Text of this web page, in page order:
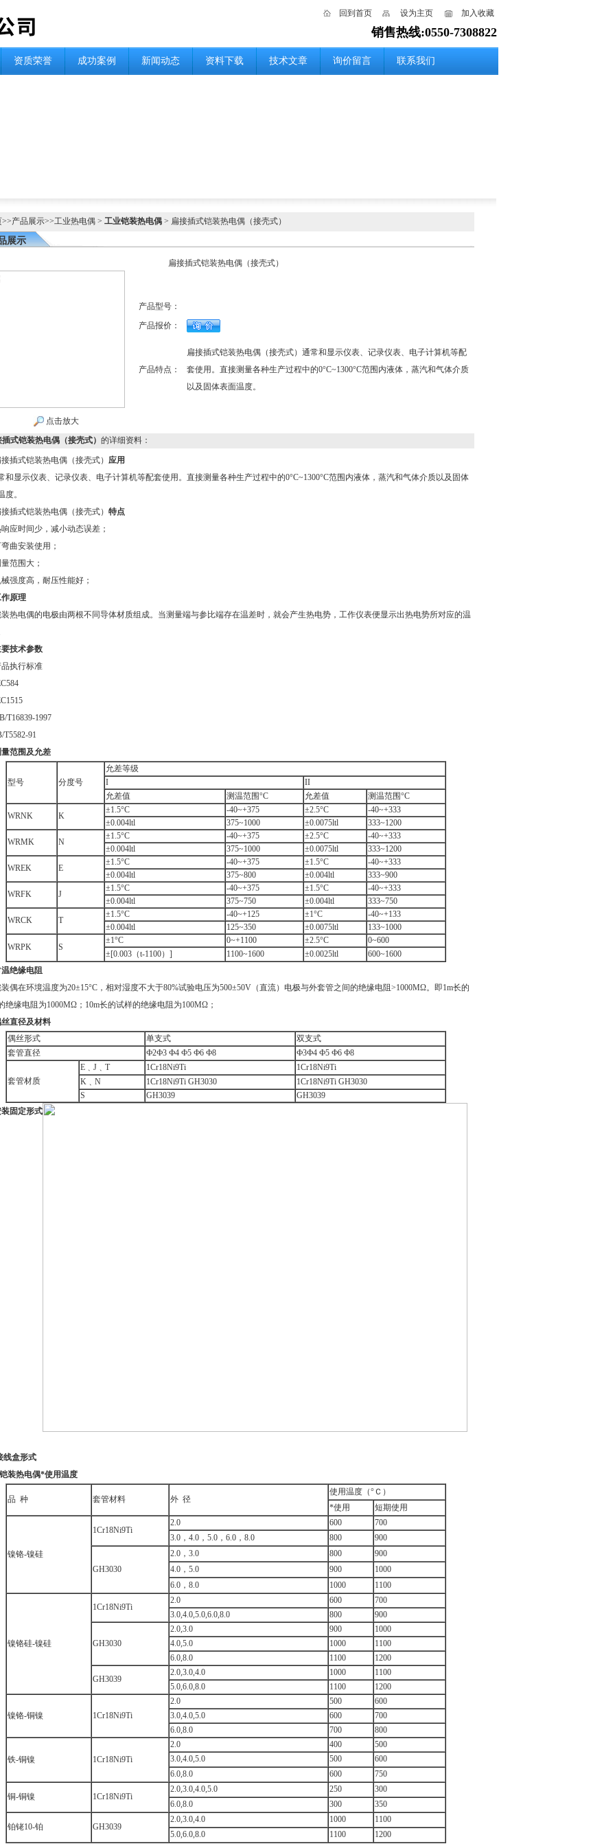
回到首页 设为主页 加入收藏
销售热线:0550-7308822
资质荣誉 成功案例 新闻动态 资料下载 技术文章 询价留言 联系我们
>>产品展示>>工业热电偶> 工业铠装热电偶> 扁接插式铠装热电偶（接壳式）
展示
扁接插式铠装热电偶（接壳式）
点击放大
产品型号：
产品报价：
产品特点：
扁接插式铠装热电偶（接壳式）通常和显示仪表、记录仪表、电子计算机等配
套使用。直接测量各种生产过程中的0°C~1300°C范围内液体，蒸汽和气体介质
以及固体表面温度。
插式铠装热电偶（接壳式） 的详细资料：
接插式铠装热电偶（接壳式） 应用
显示仪表、记录仪表、电子计算机等配套使用。直接测量各种生产过程中的0°C~1300°C范围内液体，蒸汽和气体介质以及固体
度。
接插式铠装热电偶（接壳式） 特点
应时间少，减小动态误差；
曲安装使用；
范围大；
强度高，耐压性能好；
原理
热电偶的电极由两根不同导体材质组成。当测量端与参比端存在温差时，就会产生热电势，工作仪表便显示出热电势所对应的温
技术参数
执行标准
1997
91
范围及允差
型号 分度号
允差等级
I
II
允差值
测温范围°C 允差值 测温范围°C
WRNK K
±1.5°C -40~+375 ±2.5°C
-40~+333
±0.004ltl
375~1000 ±0.0075ltl
333~1200
WRMK
N
±1.5°C -40~+375 ±2.5°C
-40~+333
±0.004ltl
375~1000 ±0.0075ltl
333~1200
WREK
E
±1.5°C -40~+375 ±1.5°C
-40~+333
±0.004ltl
375~800 ±0.004ltl
333~900
WRFK
J
±1.5°C -40~+375 ±1.5°C
-40~+333
±0.004ltl
375~750 ±0.004ltl
333~750
WRCK
T
±1.5°C -40~+125 ±1°C
-40~+133
±0.004ltl
125~350 ±0.0075ltl 133~1000
WRPK S
±1°C 0~+1100 ±2.5°C
0~600
±[0.003（t-1100）]
1100~1600 ±0.0025ltl
600~1600
绝缘电阻
偶在环境温度为20±15°C，相对湿度不大于80%试验电压为500±50V（直流）电极与外套管之间的绝缘电阻>1000MΩ。即1m长的
绝缘电阻为1000MΩ；10m长的试样的绝缘电阻为100MΩ；
直径及材料
偶丝形式
单支式
双支式
套管直径
Ф2Ф3 Ф4 Ф5 Ф6 Ф8 Ф3Ф4 Ф5 Ф6 Ф8
套管材质
E﹑J﹑T 1Cr18Ni9Ti
1Cr18Ni9Ti
K﹑N
1Cr18Ni9Ti GH3030
1Cr18Ni9Ti GH3030
S
GH3039
GH3039
固定形式
线盒形式
装热电偶*使用温度
品 种 套管材料 外 径
使用温度（°Ｃ）
*使用
短期使用
镍铬-镍硅
1Cr18Ni9Ti
2.0 600
700
3.0，4.0，5.0，6.0，8.0
800 900
GH3030
2.0，3.0 800
900
4.0，5.0
900
1000
6.0，8.0
1000 1100
镍铬硅-镍硅
1Cr18Ni9Ti
2.0 600
700
3.0,4.0,5.0,6.0,8.0
800 900
GH3030
2.0,3.0 900
1000
4.0,5.0
1000
1100
6.0,8.0
1100 1200
GH3039
2.0,3.0,4.0 1000
1100
5.0,6.0,8.0
1100 1200
镍铬-铜镍 1Cr18Ni9Ti
2.0 500
600
3.0,4.0,5.0
600
700
6.0,8.0
700 800
铁-铜镍 1Cr18Ni9Ti
2.0 400
500
3.0,4.0,5.0
500
600
6.0,8.0
600 750
铜-铜镍 1Cr18Ni9Ti
2.0,3.0,4.0,5.0 250
300
6.0,8.0
300 350
铂铑10-铂 GH3039
2.0,3.0,4.0 1000
1100
5.0,6.0,8.0
1100 1200